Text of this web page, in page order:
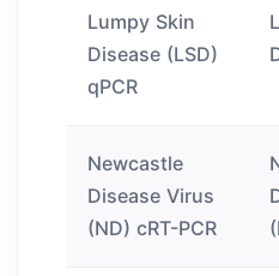
Lumpy Skin
Disease (LSD)
qPCR
Newcastle
Disease Virus
(ND) cRT-PCR